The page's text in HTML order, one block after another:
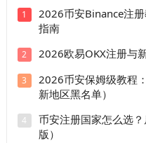
选区、商家筛选、扫码或
订单申诉。操作前先看防
和平台外交易。
1
2026币安Binance注
指南
2 2026欧易OKX注册与
3
2026币安保姆级教程
新地区黑名单）
4
币安注册国家怎么选
版）